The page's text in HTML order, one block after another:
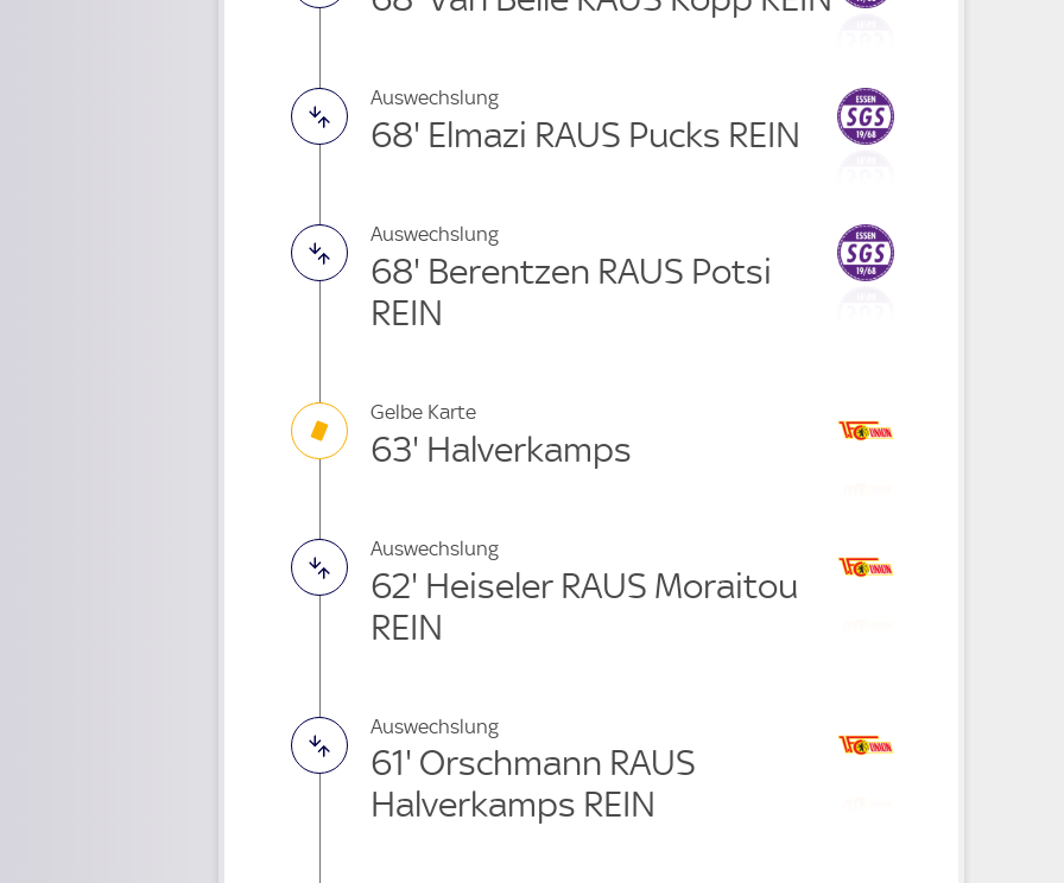
Auswechslung
68' Elmazi RAUS Pucks REIN
Auswechslung
68' Berentzen RAUS Potsi
REIN
Gelbe Karte
63' Halverkamps
Auswechslung
62' Heiseler RAUS Moraitou
REIN
Auswechslung
61' Orschmann RAUS
Halverkamps REIN